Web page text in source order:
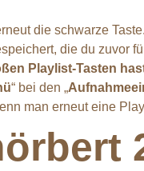
die schwarze Taste.
die du zuvor
Playlist-Tasten
“ bei den „
man erneut eine